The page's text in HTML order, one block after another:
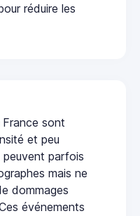
réduire les
France sont
et peu
peuvent parfois
mais ne
dommages
événements